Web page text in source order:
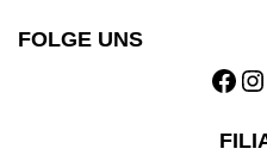
FOLGE UNS